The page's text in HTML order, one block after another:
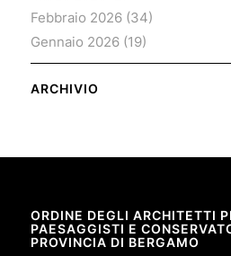
Febbraio 2026(34)
Gennaio 2026(19)
ARCHIVIO
ORDINE DEGLI ARCHITETTI
PAESAGGISTI E
PROVINCIA DI BERGAMO